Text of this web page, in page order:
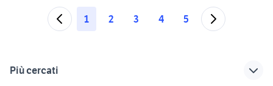
1 2 3 4 5
Più cercati